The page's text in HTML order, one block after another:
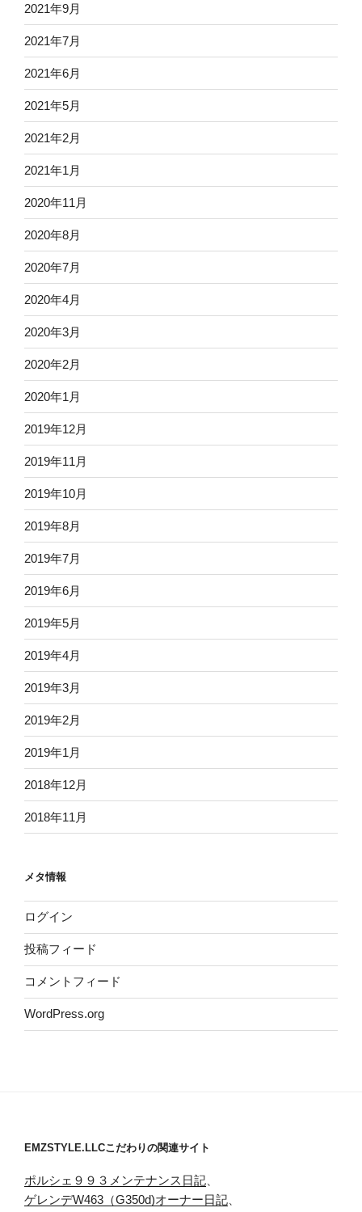
2021年9月
2021年7月
2021年6月
2021年5月
2021年2月
2021年1月
2020年11月
2020年8月
2020年7月
2020年4月
2020年3月
2020年2月
2020年1月
2019年12月
2019年11月
2019年10月
2019年8月
2019年7月
2019年6月
2019年5月
2019年4月
2019年3月
2019年2月
2019年1月
2018年12月
2018年11月
メタ情報
ログイン
投稿フィード
コメントフィード
WordPress.org
EMZSTYLE.LLCこだわりの関連サイト
ポルシェ９９３メンテナンス日記
ゲレンデW463（G350d)オーナー日記